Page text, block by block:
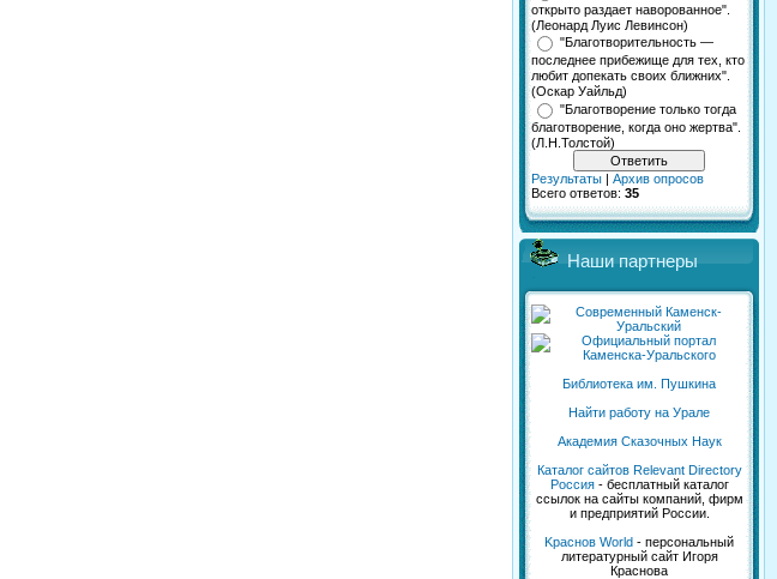
открыто раздает наворованное".
(Леонард Луис Левинсон)
"Благотворительность —
последнее прибежище для тех, кто
любит допекать своих ближних".
(Оскар Уайльд)
"Благотворение только тогда
благотворение, когда оно жертва".
(Л.Н.Толстой)
Результаты | Архив опросов
Всего ответов: 35
Наши партнеры
Библиотека им. Пушкина
Найти работу на Урале
Академия Сказочных Наук
Каталог сайтов Relevant Directory
Россия- бесплатный каталог
ссылок на сайты компаний, фирм
и предприятий России.
Kраснов World - персональный
литературный сайт Игоря
Краснова